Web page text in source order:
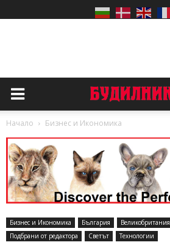
Начало Бизнес и Икономика
Бизнес и Икономика България Великобритания
Подбрани от редактора
Светът Технологии